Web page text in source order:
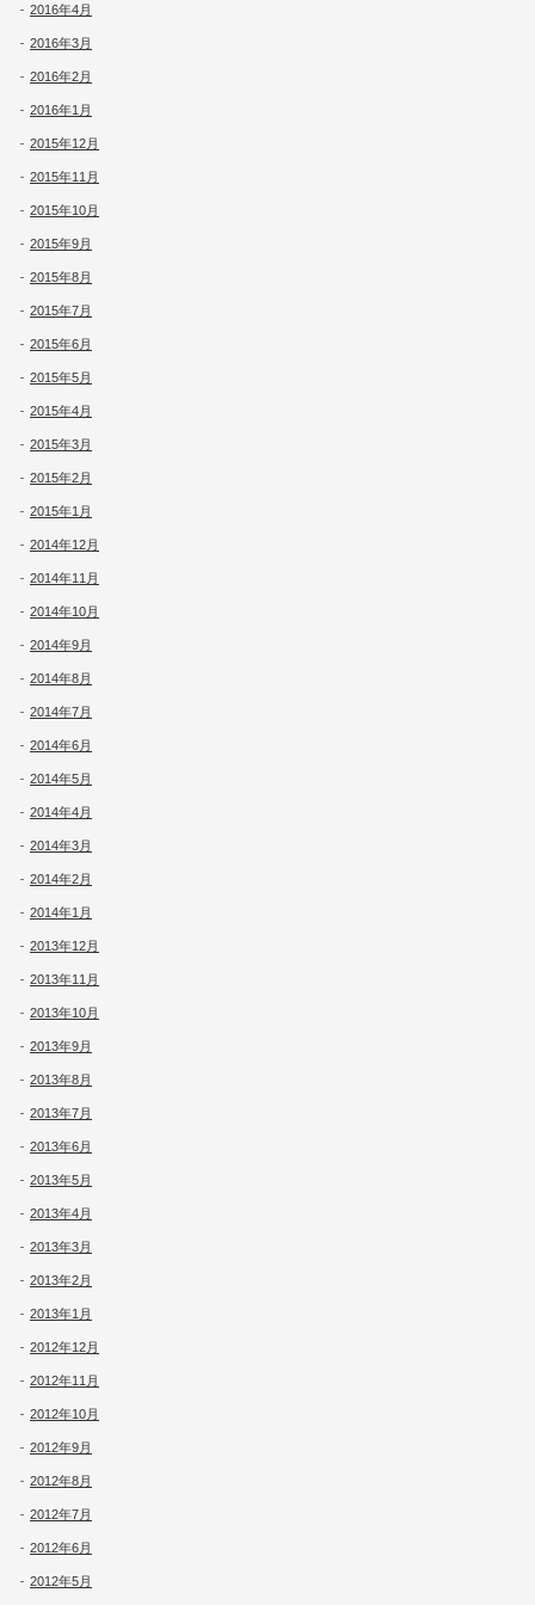
2016年4月
2016年3月
2016年2月
2016年1月
2015年12月
2015年11月
2015年10月
2015年9月
2015年8月
2015年7月
2015年6月
2015年5月
2015年4月
2015年3月
2015年2月
2015年1月
2014年12月
2014年11月
2014年10月
2014年9月
2014年8月
2014年7月
2014年6月
2014年5月
2014年4月
2014年3月
2014年2月
2014年1月
2013年12月
2013年11月
2013年10月
2013年9月
2013年8月
2013年7月
2013年6月
2013年5月
2013年4月
2013年3月
2013年2月
2013年1月
2012年12月
2012年11月
2012年10月
2012年9月
2012年8月
2012年7月
2012年6月
2012年5月